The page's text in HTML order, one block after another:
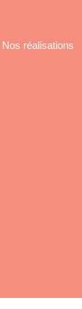
Nos réalisations